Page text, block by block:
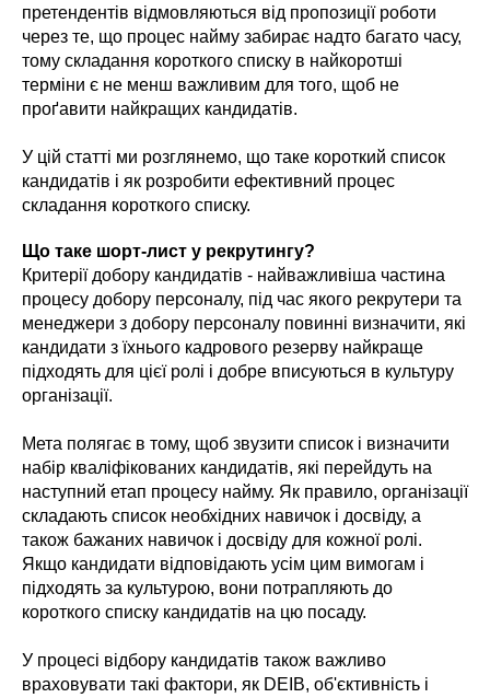
претендентів відмовляються від пропозиції роботи
через те, що процес найму забирає надто багато часу,
тому складання короткого списку в найкоротші
терміни є не менш важливим для того, щоб не
проґавити найкращих кандидатів.
У цій статті ми розглянемо, що таке короткий список
кандидатів і як розробити ефективний процес
складання короткого списку.
Що таке шорт-лист у рекрутингу?
Критерії добору кандидатів - найважливіша частина
процесу добору персоналу, під час якого рекрутери та
менеджери з добору персоналу повинні визначити, які
кандидати з їхнього кадрового резерву найкраще
підходять для цієї ролі і добре вписуються в культуру
організації.
Мета полягає в тому, щоб звузити список і визначити
набір кваліфікованих кандидатів, які перейдуть на
наступний етап процесу найму. Як правило, організації
складають список необхідних навичок і досвіду, а
також бажаних навичок і досвіду для кожної ролі.
Якщо кандидати відповідають усім цим вимогам і
підходять за культурою, вони потрапляють до
короткого списку кандидатів на цю посаду.
У процесі відбору кандидатів також важливо
враховувати такі фактори, як DEIB, об'єктивність і